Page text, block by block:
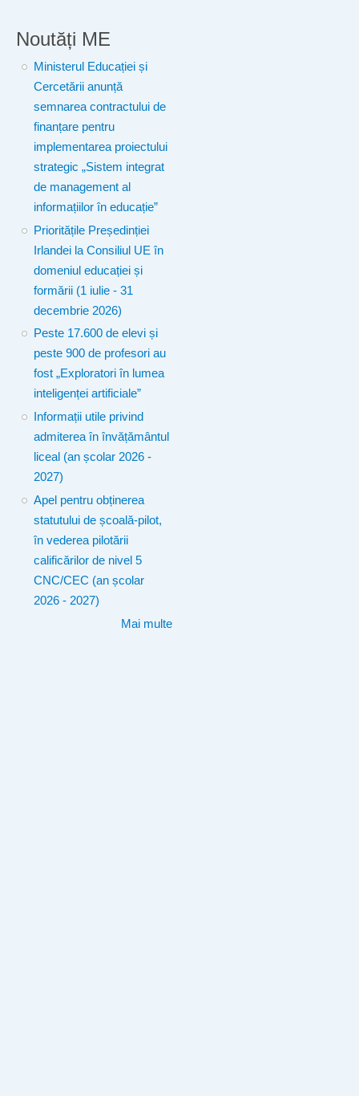
Noutăți ME
Ministerul Educației și
Cercetării anunță
semnarea contractului de
finanțare pentru
implementarea proiectului
strategic „Sistem integrat
de management al
informațiilor în educație”
Prioritățile Președinției
Irlandei la Consiliul UE în
domeniul educației și
formării (1 iulie - 31
decembrie 2026)
Peste 17.600 de elevi și
peste 900 de profesori au
fost „Exploratori în lumea
inteligenței artificiale”
Informații utile privind
admiterea în învățământul
liceal (an școlar 2026 -
2027)
Apel pentru obținerea
statutului de școală-pilot,
în vederea pilotării
calificărilor de nivel 5
CNC/CEC (an școlar
2026 - 2027)
Mai multe